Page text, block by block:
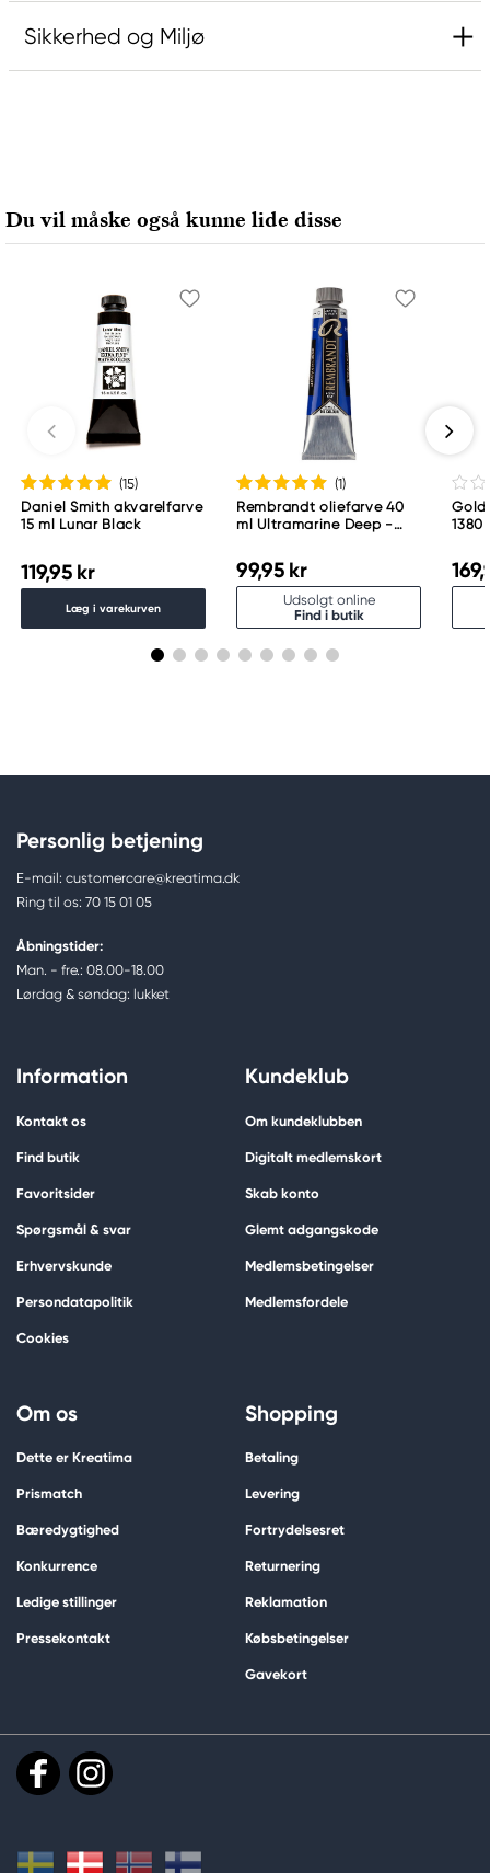
Sikkerhed og Miljø
7311 PD Apeldoorn, Netherlands
info@royaltalens.com
Du vil måske også kunne lide disse
(15)
Daniel Smith akvarelfarve
15 ml Lunar Black
119,95 kr
Læg i varekurven
(1)
Rembrandt oliefarve 40
ml Ultramarine Deep -
99,95 kr
Udsolgt online
Find i butik
1380
Personlig betjening
E-mail: customercare@kreatima.dk
Ring til os: 70 15 01 05
Åbningstider:
Man. - fre.: 08.00-18.00
Lørdag & søndag: lukket
Information
Kontakt os
Find butik
Favoritsider
Spørgsmål & svar
Erhvervskunde
Persondatapolitik
Cookies
Kundeklub
Om kundeklubben
Digitalt medlemskort
Skab konto
Glemt adgangskode
Medlemsbetingelser
Medlemsfordele
Om os
Dette er Kreatima
Prismatch
Bæredygtighed
Konkurrence
Ledige stillinger
Pressekontakt
Shopping
Betaling
Levering
Fortrydelsesret
Returnering
Reklamation
Købsbetingelser
Gavekort